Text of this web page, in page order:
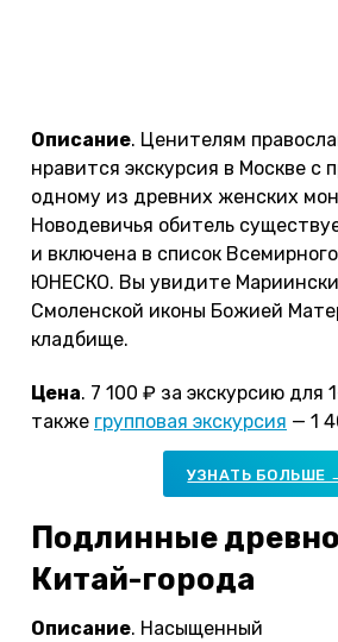
Описание. Ценителям
нравится экскурсия в Москве с
одному из древних женских
Новодевичья обитель
и включена в список
ЮНЕСКО. Вы увидите
Смоленской иконы Божией
кладбище.
Цена. 7 100 ₽ за экскурсию для
также групповая экскурсия — 1
УЗНАТЬ БОЛЬШЕ
Подлинные
Китай-города
Описание. Насыщенный